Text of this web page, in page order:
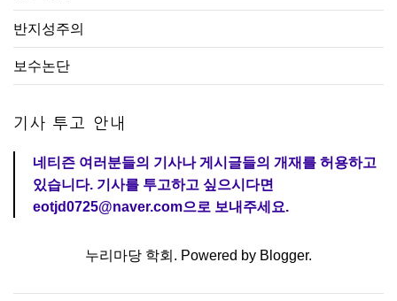
반지성주의
보수논단
기사 투고 안내
네티즌 여러분들의 기사나 게시글들의 개재를 허용하고
있습니다. 기사를 투고하고 싶으시다면
eotjd0725@naver.com으로 보내주세요.
누리마당 학회. Powered by Blogger.